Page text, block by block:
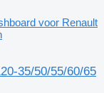
voor Renault
35/50/55/60/65